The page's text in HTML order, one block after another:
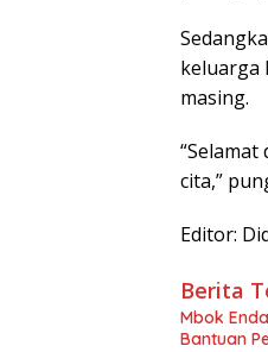
keluarga
masing.
cita,”
Editor:
Berita
Mbok
Bantuan